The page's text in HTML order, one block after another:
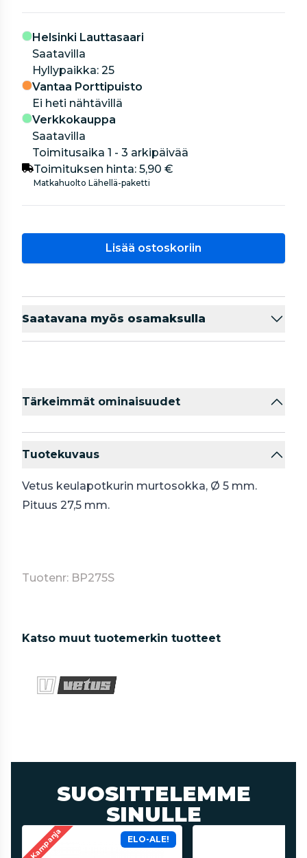
Helsinki Lauttasaari
Saatavilla
hyllypaikka: 25
Vantaa Porttipuisto
Ei heti nähtävillä
Verkkokauppa
Saatavilla
Toimitusaika 1 - 3 arkipäivää
Toimituksen hinta: 5,90 €
Matkahuolto Lähellä-paketti
Lisää ostoskoriin
Saatavana myös osamaksulla
Tärkeimmät ominaisuudet
Tuotekuvaus
Vetus keulapotkurin murtosokka, Ø 5 mm.
Pituus 27,5 mm.
Tuotenr: BP275S
Katso muut tuotemerkin tuotteet
SUOSITTELEMME
SINULLE
Kampanja ELO-ALE!